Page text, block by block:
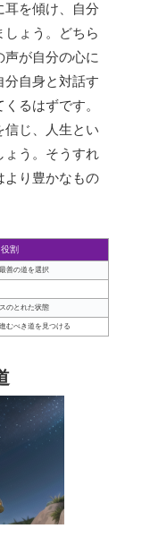
耳を傾け、自分
しょう。どちら
が自分の心に
分自身と対話す
るはずです。
信じ、人生とい
ょう。そうすれ
より豊かなもの
役割
善の道を選択
のとれた状態
むべき道を見つける